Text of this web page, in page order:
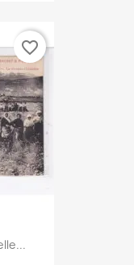
favorite_border